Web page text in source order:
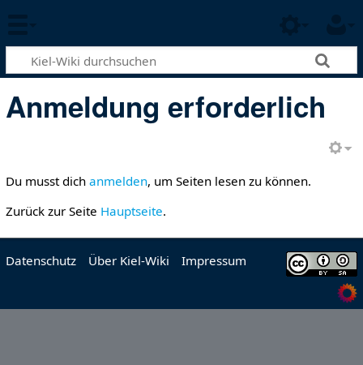
Anmeldung erforderlich
Du musst dich anmelden, um Seiten lesen zu können.
Zurück zur Seite Hauptseite.
Datenschutz Über Kiel-Wiki Impressum